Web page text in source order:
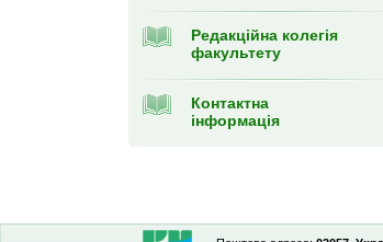
Редакційна колегія
факультету
Контактна
інформація